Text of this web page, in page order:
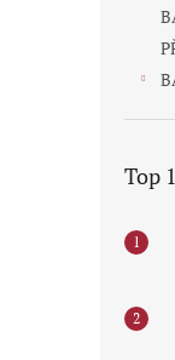
Top